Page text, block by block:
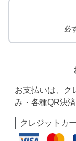
必
お支払いは、ク
み・各種QR決
クレジットカ